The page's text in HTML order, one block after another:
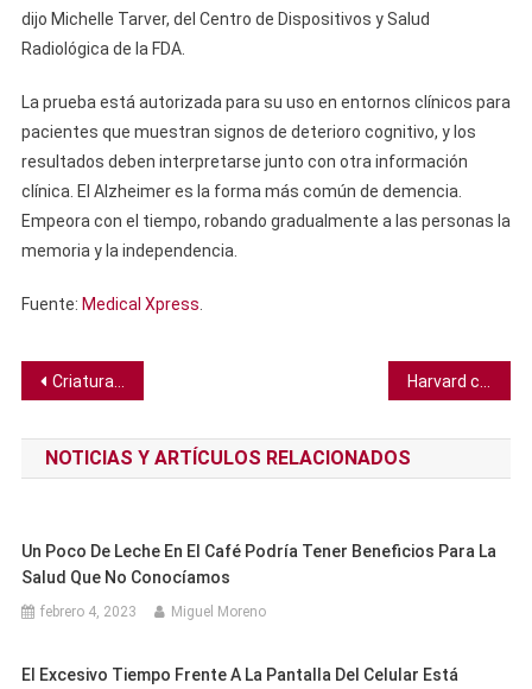
dijo Michelle Tarver, del Centro de Dispositivos y Salud
Radiológica de la FDA.
La prueba está autorizada para su uso en entornos clínicos para
pacientes que muestran signos de deterioro cognitivo, y los
resultados deben interpretarse junto con otra información
clínica. El Alzheimer es la forma más común de demencia.
Empeora con el tiempo, robando gradualmente a las personas la
memoria y la independencia.
Fuente: Medical Xpress
Navegación
de
entradas
Criatura marina de 3 ojos y 500 millones de años respiraba a través de grandes branquias en su trasero
NOTICIAS Y ARTÍCULOS RELACIONADOS
Un Poco De Leche En El Café Podría Tener Beneficios Para La
Salud Que No Conocíamos
febrero 4, 2023 Miguel Moreno
El Excesivo Tiempo Frente A La Pantalla Del Celular Está